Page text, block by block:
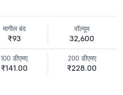
मागील बंद
₹93
वॉल्यूम
32,600
100 डीएमए
₹141.00
200 डीएमए
₹228.00